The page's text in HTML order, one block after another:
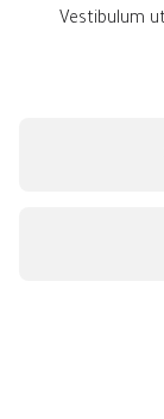
Vestibulum